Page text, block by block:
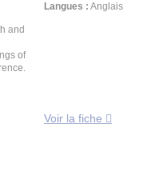
and
of
Langues : Anglais
Voir la fiche